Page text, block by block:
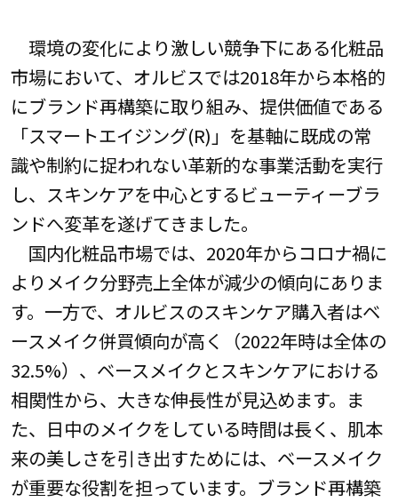
環境の変化により激しい競争下にある化粧品
市場において、オルビスでは2018年から本格的
にブランド再構築に取り組み、提供価値である
「スマートエイジング(R)」を基軸に既成の常
識や制約に捉われない革新的な事業活動を実行
し、スキンケアを中心とするビューティーブラ
ンドへ変革を遂げてきました。
国内化粧品市場では、2020年からコロナ禍に
よりメイク分野売上全体が減少の傾向にありま
す。一方で、オルビスのスキンケア購入者はベ
ースメイク併買傾向が高く（2022年時は全体の
32.5%）、ベースメイクとスキンケアにおける
相関性から、大きな伸長性が見込めます。ま
た、日中のメイクをしている時間は長く、肌本
来の美しさを引き出すためには、ベースメイク
が重要な役割を担っています。ブランド再構築